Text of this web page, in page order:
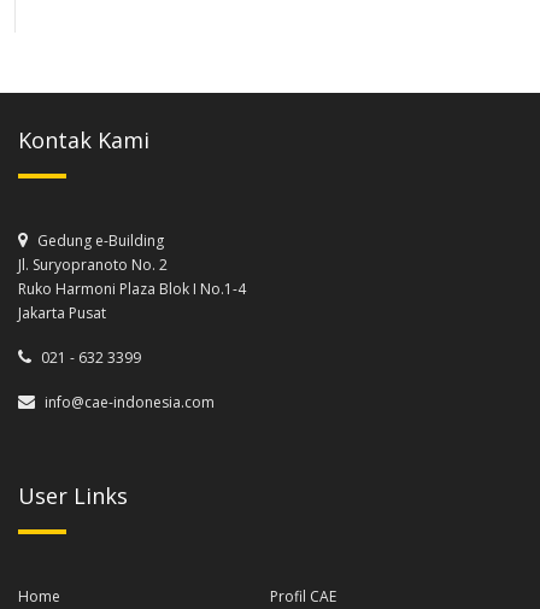
Kontak Kami
Gedung e-Building
Jl. Suryopranoto No. 2
Ruko Harmoni Plaza Blok I No.1-4
Jakarta Pusat
021 - 632 3399
info@cae-indonesia.com
User Links
Home Profil CAE